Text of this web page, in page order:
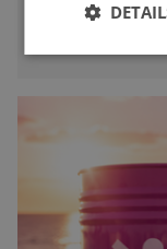
LEES MEER